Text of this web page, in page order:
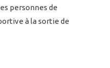
personnes de
à la sortie de